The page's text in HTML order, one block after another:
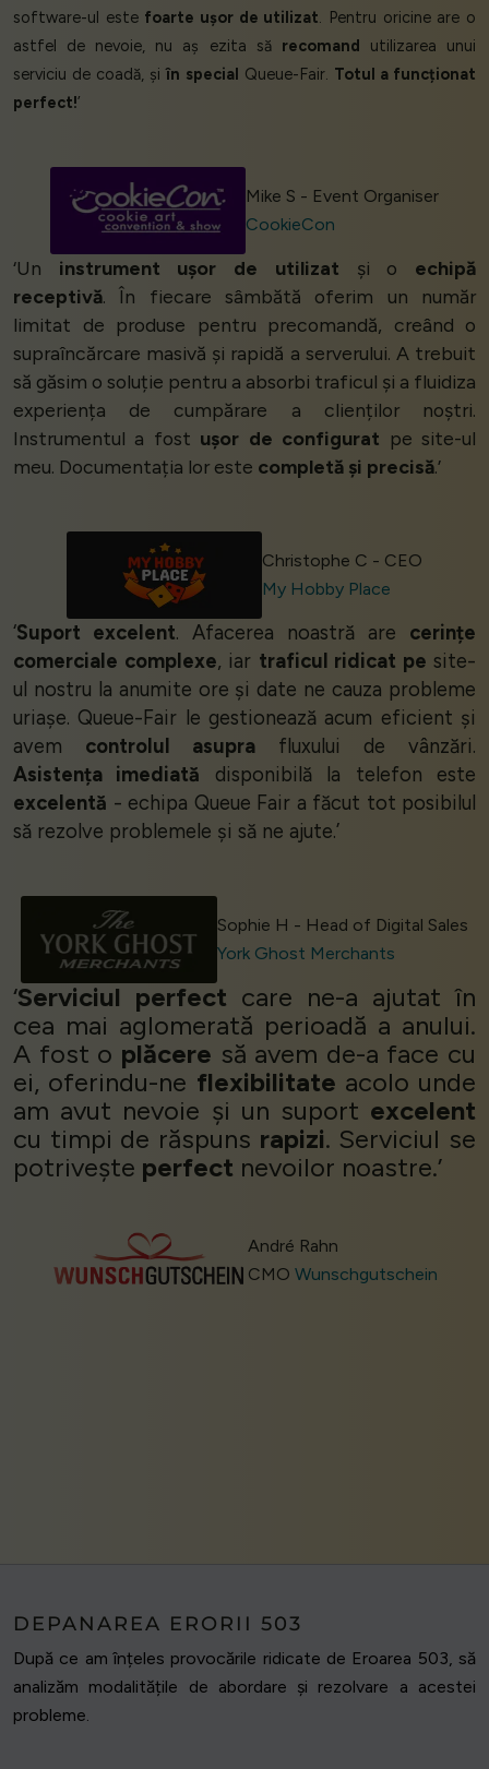
software-ul este foarte ușor de utilizat. Pentru oricine are o
astfel de nevoie, nu aș ezita să recomand utilizarea unui
serviciu de coadă, șiîn special Queue-Fair. Totul a funcționat
perfect!’
Mike S - Event Organiser
CookieCon
‘Un instrument ușor de utilizat și o echipă
receptivă. În fiecare sâmbătă oferim un număr
limitat de produse pentru precomandă, creând o
supraîncărcare masivă și rapidă a serverului. A trebuit
să găsim o soluție pentru a absorbi traficul și a fluidiza
experiența de cumpărare a clienților noștri.
Instrumentul a fost ușor de configurat pe site-ul
meu. Documentația lor este completă și precisă.’
Christophe C - CEO
My Hobby Place
‘Suport excelent. Afacerea noastră are cerințe
comerciale complexe, iar traficul ridicat pe site-
ul nostru la anumite ore și date ne cauza probleme
uriașe. Queue-Fair le gestionează acum eficient și
avem controlul asupra fluxului de vânzări.
Asistența imediată disponibilă la telefon este
excelentă - echipa Queue Fair a făcut tot posibilul
să rezolve problemele și să ne ajute.’
Sophie H - Head of Digital Sales
York Ghost Merchants
‘Serviciul perfect care ne-a ajutat în
cea mai aglomerată perioadă a anului.
A fost o plăcere să avem de-a face cu
ei, oferindu-ne flexibilitate acolo unde
am avut nevoie și un suport excelent
cu timpi de răspuns rapizi. Serviciul se
potrivește perfect nevoilor noastre.’
André Rahn
CMO Wunschgutschein
DEPANAREA ERORII 503
După ce am înțeles provocările ridicate de Eroarea 503, să
analizăm modalitățile de abordare și rezolvare a acestei
probleme.